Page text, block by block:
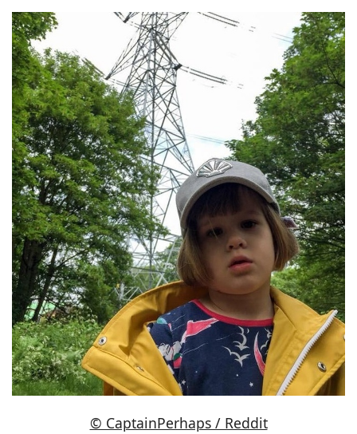
© CaptainPerhaps / Reddit